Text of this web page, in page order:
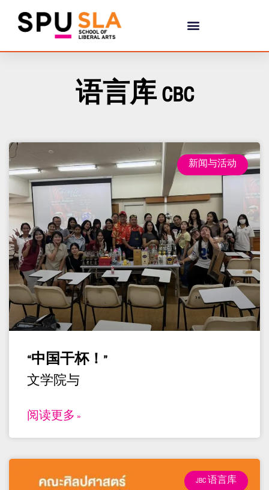
语言库 CBC
新闻与活动
“中国干杯！”
文学院与
阅读更多 »
JBC 语言库